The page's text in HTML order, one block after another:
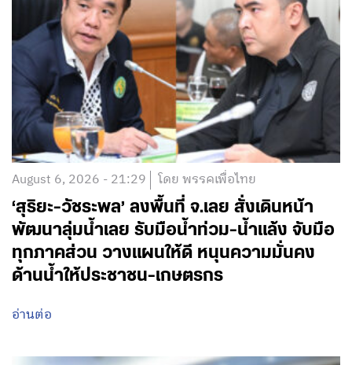
August 6, 2026 - 21:29 โดย พรรคเพื่อไทย
‘สุริยะ-วัชระพล’ ลงพื้นที่ จ.เลย สั่งเดินหน้า
พัฒนาลุ่มน้ำเลย รับมือน้ำท่วม-น้ำแล้ง จับมือ
ทุกภาคส่วน วางแผนให้ดี หนุนความมั่นคง
ด้านน้ำให้ประชาชน-เกษตรกร
อ่านต่อ